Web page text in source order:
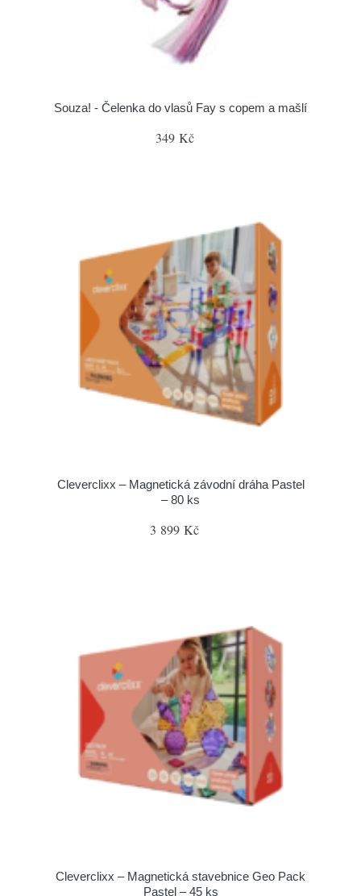
Souza! - Čelenka do vlasů Fay s copem a mašlí
349 Kč
Cleverclixx – Magnetická závodní dráha Pastel
– 80 ks
3 899 Kč
Cleverclixx – Magnetická stavebnice Geo Pack
Pastel – 45 ks